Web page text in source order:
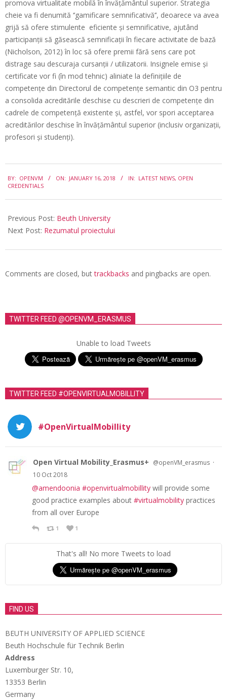
promova virtualitate mobilă în învățământul superior. Strategia
cheie va fi denumită ‘’gamificare semnificativă’’, deoarece va avea
grijă să ofere stimulente eficiente și semnificative, ajutând
participanții să găsească semnificații în fiecare activitate de bază
(Nicholson, 2012) în loc să ofere premii fără sens care pot
distrage sau descuraja cursanții / utilizatorii. Insignele emise și
certificate vor fi (în mod tehnic) aliniate la definițiile de
competențe din Directorul de competențe semantic din O3 pentru
a consolida acreditările deschise cu descrieri de competențe din
cadrele de competență existente și, astfel, vor spori acceptarea
acreditărilor deschise în învățământul superior (inclusiv organizații,
profesori și studenți).
01-
BY: OPENVM ON: JANUARY 16, 2018 IN: LATEST NEWS, OPEN
CREDENTIALS
Previous Post: Beuth University
Next Post: Rezumatul proiectului
Comments are closed, buttrackbacks and pingbacks are open.
TWITTER FEED @OPENVM_ERASMUS
Unable to load Tweets
TWITTER FEED #OPENVIRTUALMOBILLITY
#OpenVirtualMobillity
Open Virtual Mobility_Erasmus+ @openVM_erasmus ·
10 Oct 2018
@amendoonia #openvirtualmobillity will provide some
good practice examples about #virtualmobility practices
from all over Europe
1 1
That's all! No more Tweets to load
FIND US
BEUTH UNIVERSITY OF APPLIED SCIENCE
Beuth Hochschule für Technik Berlin
Address
Luxemburger Str. 10,
13353 Berlin
Germany